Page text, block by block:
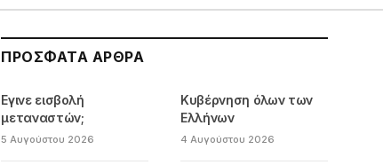
ΠΡΌΣΦΑΤΑ ΆΡΘΡΑ
Εγινε εισβολή
μεταναστών;
5 Αυγούστου 2026
Κυβέρνηση όλων των
Ελλήνων
4 Αυγούστου 2026